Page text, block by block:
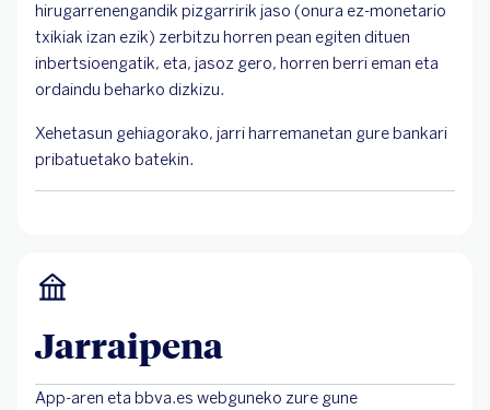
hirugarrenengandik pizgarririk jaso (onura ez-monetario
txikiak izan ezik) zerbitzu horren pean egiten dituen
inbertsioengatik, eta, jasoz gero, horren berri eman eta
ordaindu beharko dizkizu.
Xehetasun gehiagorako, jarri harremanetan gure bankari
pribatuetako batekin.
Jarraipena
App-aren eta bbva.es webguneko zure gune